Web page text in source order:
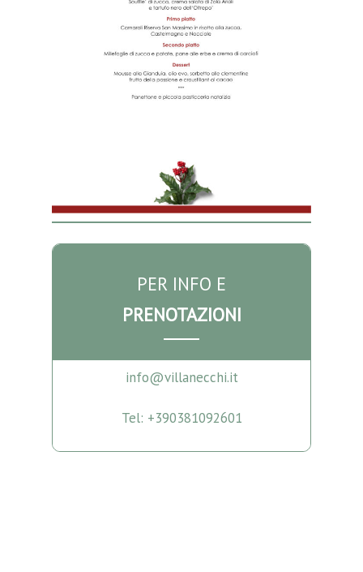
PER INFO E
PRENOTAZIONI
info@villanecchi.it
Tel: +390381092601